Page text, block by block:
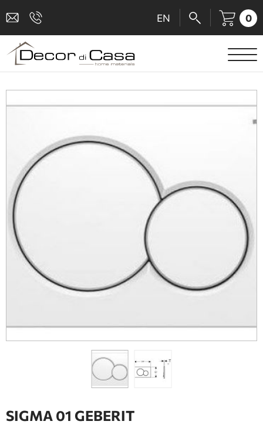
EN 0
ΕΙΔΗ ΥΓΙΕΙΝΗΣ
ΜΠΑΤΑΡΙΕΣ
ΚΑΜΠΙΝΕΣ
ΑΞΕΣΟΥΑΡ ΜΠΑΝΙΟΥ
ΚΟΥΖΙΝΑ
ΑΜΕΑ
ΕΠΙΠΛΑ ΜΠΑΝΙΟΥ
ΤΖΑΚΙ
SIGMA 01 GEBERIT